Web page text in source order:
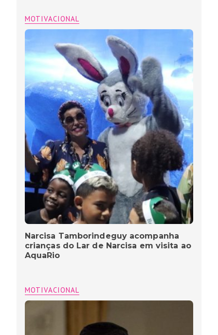
MOTIVACIONAL
Narcisa Tamborindeguy acompanha
crianças do Lar de Narcisa em visita ao
AquaRio
MOTIVACIONAL